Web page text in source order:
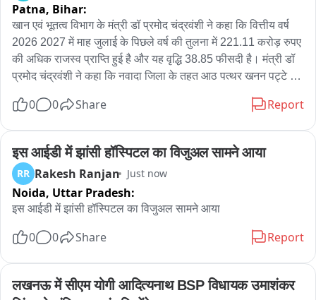
Patna, Bihar:
खान एवं भूतत्व विभाग के मंत्री डॉ प्रमोद चंद्रवंशी ने कहा कि वित्तीय वर्ष
2026 2027 में माह जुलाई के पिछले वर्ष की तुलना में 221.11 करोड़ रुपए
की अधिक राजस्व प्राप्ति हुई है और यह वृद्धि 38.85 फीसदी है। मंत्री डॉ
प्रमोद चंद्रवंशी ने कहा कि नवादा जिला के तहत आठ पत्थर खनन पट्टे पर
की निविदा 15 अगस्त तक प्रकाशित कर दी जाएगी।मंत्री डॉ प्रमोद
0 0 Share Report
इस आईडी में झांसी हॉस्पिटल का विजुअल सामने आया
RR Rakesh Ranjan Just now
Noida, Uttar Pradesh:
इस आईडी में झांसी हॉस्पिटल का विजुअल सामने आया
0 0 Share Report
लखनऊ में सीएम योगी आदित्यनाथ BSP विधायक उमाशंकर